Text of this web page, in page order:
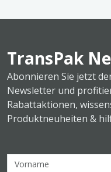
TransPak
Abonnieren Sie jetzt
Newsletter und
Rabattaktionen,
Produktneuheiten &